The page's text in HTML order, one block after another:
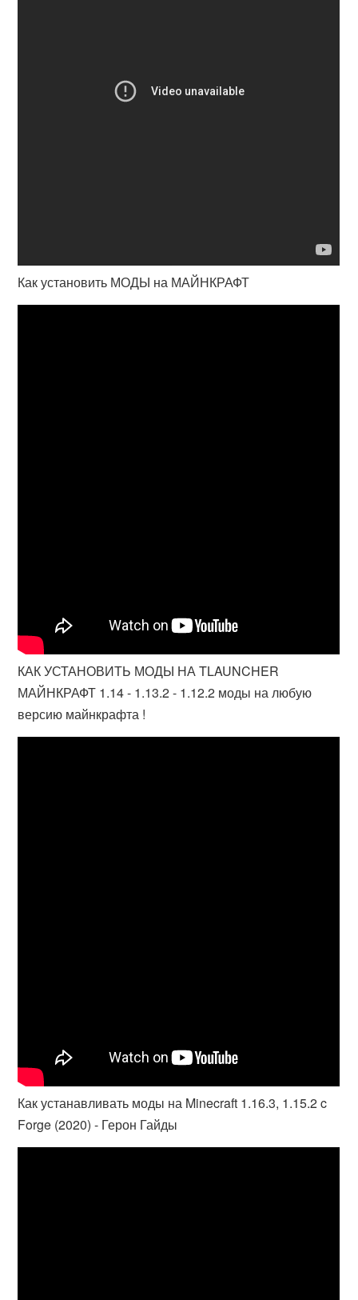
Как установить МОДЫ на МАЙНКРАФТ
КАК УСТАНОВИТЬ МОДЫ НА TLAUNCHER
МАЙНКРАФТ 1.14 - 1.13.2 - 1.12.2 моды на любую
версию майнкрафта !
Как устанавливать моды на Minecraft 1.16.3, 1.15.2 c
Forge (2020) - Герон Гайды